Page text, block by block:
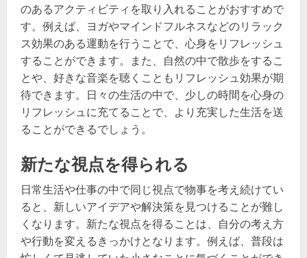
のあるアクティビティを取り入れることがおすすめで
す。例えば、ヨガやマインドフルネスなどのリラック
ス効果のある運動を行うことで、心身をリフレッシュ
することができます。また、自然の中で散歩をするこ
とや、好きな音楽を聴くこともリフレッシュ効果が期
待できます。日々の生活の中で、少しの時間を心身の
リフレッシュに充てることで、より充実した生活を送
ることができるでしょう。
新たな視点を得られる
日常生活や仕事の中で同じ視点で物事を考え続けてい
ると、新しいアイデアや解決策を見つけることが難し
くなります。新たな視点を得ることは、自分の考え方
や行動を変えるきっかけとなります。例えば、普段は